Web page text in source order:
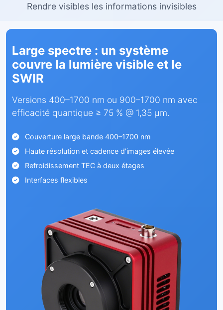
Rendre visibles les informations invisibles
Large spectre : un système
couvre la lumière visible et le
SWIR
Versions 400–1700 nm ou 900–1700 nm avec
efficacité quantique ≥ 75 % @ 1,35 µm.
Couverture large bande 400–1700 nm
Haute résolution et cadence d'images élevée
Refroidissement TEC à deux étages
Interfaces flexibles